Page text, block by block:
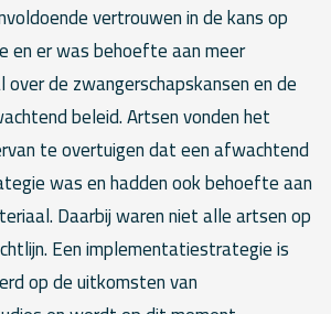
vertrouwen in de kans op
en er was behoefte aan meer
de zwangerschapskansen en de
beleid. Artsen vonden het
te overtuigen dat een afwachtend
was en hadden ook behoefte aan
Daarbij waren niet alle artsen op
Een implementatiestrategie is
op de uitkomsten van